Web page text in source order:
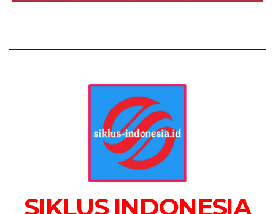
SIKLUS INDONESIA